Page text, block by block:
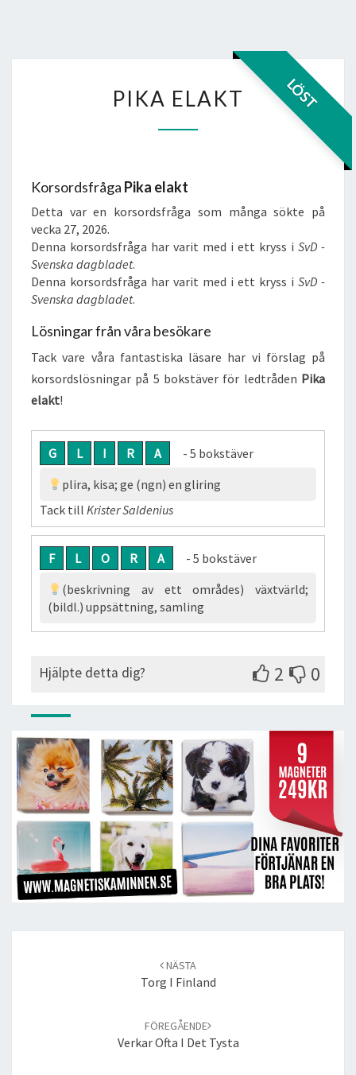
LÖST
ELAKT
PIKA ELAKT
Korsordsfråga Pika elakt
Detta var en korsordsfråga som många sökte på
vecka 27, 2026.
Denna korsordsfråga har varit med i ett kryss i SvD -
Svenska dagbladet.
Denna korsordsfråga har varit med i ett kryss i SvD -
Svenska dagbladet.
Lösningar från våra besökare
Tack vare våra fantastiska läsare har vi förslag på
korsordslösningar på 5 bokstäver för ledtråden Pika
elakt!
G L I R A
- 5 bokstäver
plira, kisa; ge (ngn) en gliring
Tack till Krister Saldenius
F L O R A
- 5 bokstäver
(beskrivning av ett områdes) växtvärld;
(bildl.) uppsättning, samling
Hjälpte detta dig? 2 0
NÄSTA
Torg I Finland
FÖREGÅENDE
Verkar Ofta I Det Tysta